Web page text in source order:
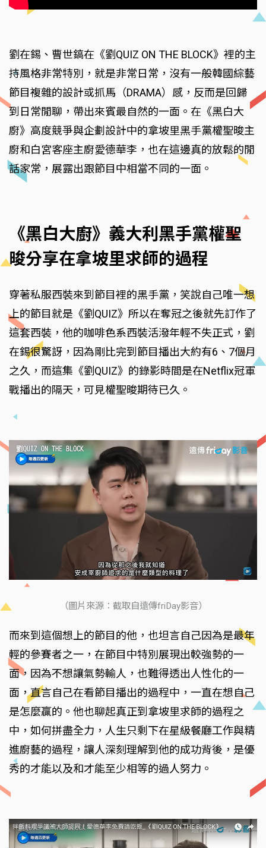
劉在錫、曹世鎬在《劉QUIZ ON THE BLOCK》裡的主
持風格非常特別，就是非常日常，沒有一般韓國綜藝
節目複雜的設計或抓馬（DRAMA）感，反而是回歸
到日常閒聊，帶出來賓最自然的一面。在《黑白大
廚》高度競爭與企劃設計中的拿坡里黑手黨權聖晙主
廚和白宮客座主廚愛德華李，也在這邊真的放鬆的閒
話家常，展露出跟節目中相當不同的一面。
《黑白大廚》義大利黑手黨權聖
晙分享在拿坡里求師的過程
穿著私服西裝來到節目裡的黑手黨，笑說自己唯一想
上的節目就是《劉QUIZ》所以在奪冠之後就先訂作了
這套西裝，他的咖啡色系西裝活潑年輕不失正式，劉
在錫很驚訝，因為剛比完到節目播出大約有6、7個月
之久，而這集《劉QUIZ》的錄影時間是在Netflix冠軍
戰播出的隔天，可見權聖晙期待已久。
（圖片來源：截取自遠傳friDay影音）
而來到這個想上的節目的他，也坦言自己因為是最年
輕的參賽者之一，在節目中特別展現出較強勢的一
面，因為不想讓氣勢輸人，也難得透出人性化的一
面，直言自己在看節目播出的過程中，一直在想自己
是怎麼贏的。他也聊起真正到拿坡里求師的過程之
中，如何拼盡全力，人生只剩下在星級餐廳工作與精
進廚藝的過程，讓人深刻理解到他的成功背後，是優
秀的才能以及和才能至少相等的過人努力。